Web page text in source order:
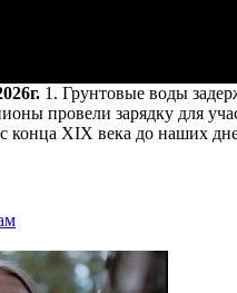
1. Грунтовые воды
провели зарядку для
конца XIX века до наших